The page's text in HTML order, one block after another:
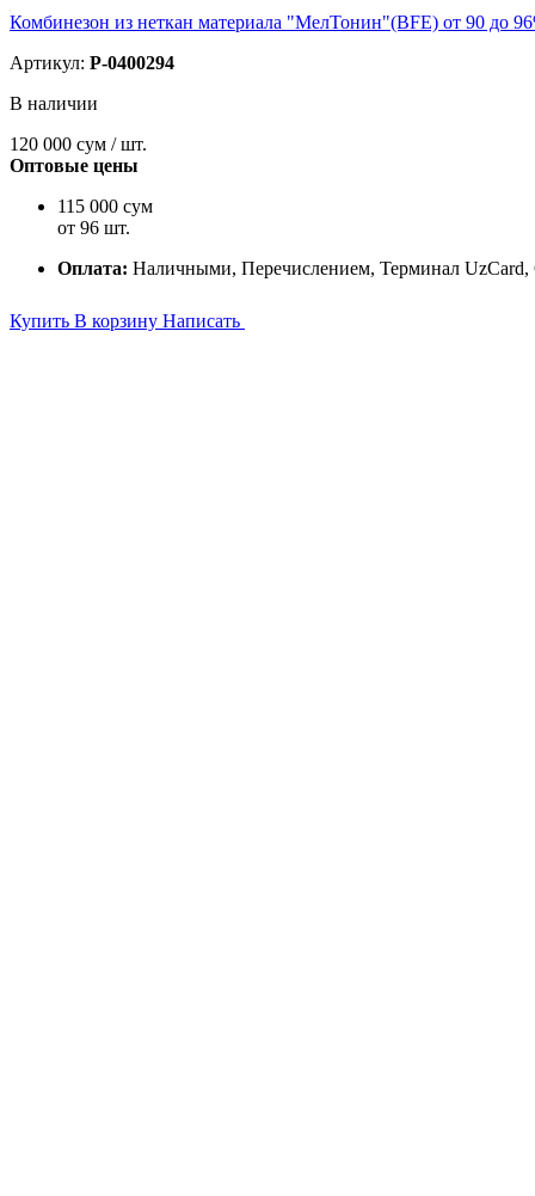
Комбинезон из неткан материала "МелТонин"(BFE) от 90 до
Артикул: P-0400294
В наличии
120 000 сум / шт.
Оптовые цены
115 000 сум
от 96 шт.
Оплата: Наличными, Перечислением, Терминал UzCard,
Купить В корзину Написать